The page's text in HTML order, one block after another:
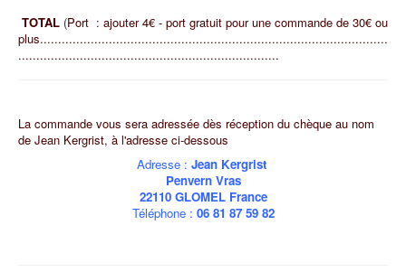
TOTAL (Port : ajouter 4€ - port gratuit pour une commande de 30€ ou
plus................................................................................................
........................................................................
La commande vous sera adressée dès réception du chèque au nom
de Jean Kergrist, à l'adresse ci-dessous
Adresse : Jean Kergrist
Penvern Vras
22110 GLOMEL France
Téléphone : 06 81 87 59 82